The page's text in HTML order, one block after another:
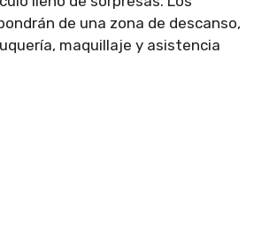
de una zona de descanso,
maquillaje y asistencia